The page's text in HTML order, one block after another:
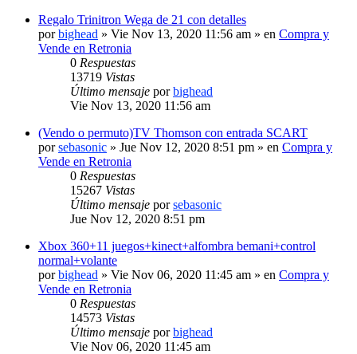
Regalo Trinitron Wega de 21 con detalles
porbighead » Vie Nov 13, 2020 11:56 am » en Compra y
Vende en Retronia
0 Respuestas
13719 Vistas
Último mensaje porbighead
Vie Nov 13, 2020 11:56 am
(Vendo o permuto)TV Thomson con entrada SCART
porsebasonic » Jue Nov 12, 2020 8:51 pm » en Compra y
Vende en Retronia
0 Respuestas
15267 Vistas
Último mensaje porsebasonic
Jue Nov 12, 2020 8:51 pm
Xbox 360+11 juegos+kinect+alfombra bemani+control
normal+volante
porbighead » Vie Nov 06, 2020 11:45 am » en Compra y
Vende en Retronia
0 Respuestas
14573 Vistas
Último mensaje porbighead
Vie Nov 06, 2020 11:45 am